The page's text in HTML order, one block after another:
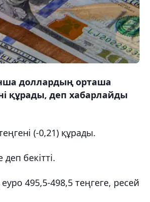
доллардың орташа
құрады, деп хабарлайды
(-0,21) құрады.
бекітті.
495,5-498,5 теңгеге, ресей